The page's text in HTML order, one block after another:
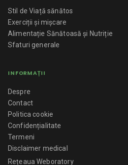
Stil de Viață sănătos
Exerciții și mișcare
Alimentație Sănătoasă și Nutriție
Sfaturi generale
INFORMAȚII
Despre
Contact
Politica cookie
Confidențialitate
Termeni
Disclaimer medical
Rețeaua Weboratory